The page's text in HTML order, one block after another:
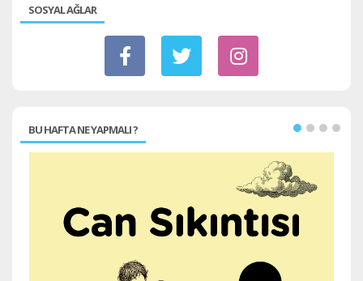
SOSYAL AĞLAR
BU HAFTA NE YAPMALI ?